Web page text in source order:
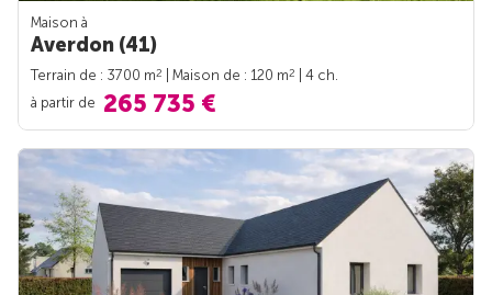
Maison à
Averdon (41)
Terrain de : 3700 m2 | Maison de : 120 m2
| 4 ch.
à partir de 265 735 €